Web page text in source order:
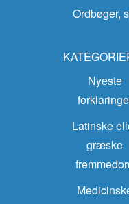
Ordbøger,
Nyeste
Latinske
græske